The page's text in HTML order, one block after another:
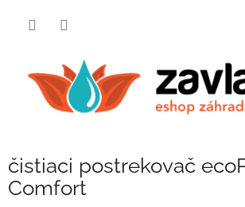
čistiaci postrekovač
Comfort